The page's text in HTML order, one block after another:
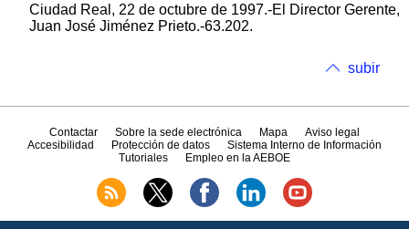
Ciudad Real, 22 de octubre de 1997.-El Director Gerente,
Juan José Jiménez Prieto.-63.202.
subir
Contactar Sobre la sede electrónica Mapa
Aviso legal
Accesibilidad
Protección de datos
Sistema Interno de Información
Tutoriales
Empleo en la AEBOE